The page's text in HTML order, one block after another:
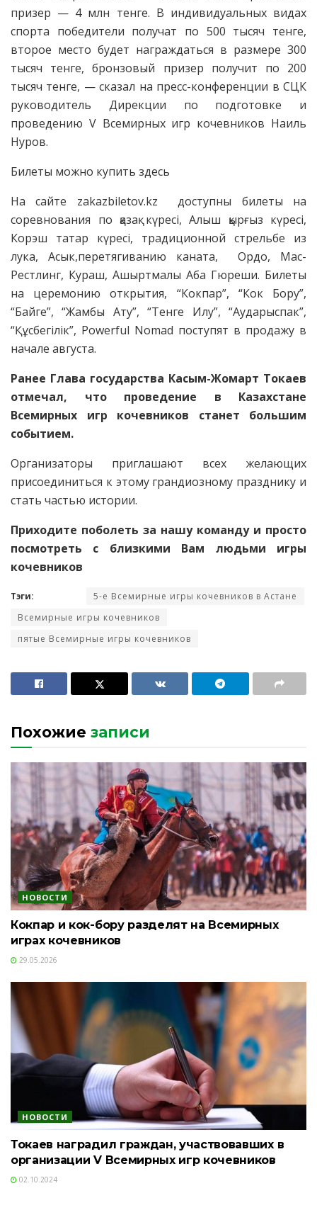
призер — 4 млн тенге. В индивидуальных видах
спорта победители получат по 500 тысяч тенге,
второе место будет награждаться в размере 300
тысяч тенге, бронзовый призер получит по 200
тысяч тенге, — сказал на пресс-конференции в СЦК
руководитель Дирекции по подготовке и
проведению V Всемирных игр кочевников Наиль
Нуров.
Билеты можно купить здесь
На сайте zakazbiletov.kz доступны билеты на
соревнования по қазақ күресі, Алыш қырғыз күресі,
Корэш татар күресі, традиционной стрельбе из
лука, Асык,перетягиванию каната, Ордо, Мас-
Рестлинг, Кураш, Ашыртмалы Аба Гюреши. Билеты
на церемонию открытия, “Кокпар”, “Кок Бору”,
“Байге”, “Жамбы Ату”, “Тенге Илу”, “Аударыспак”,
“Құсбегілік”, Powerful Nomad поступят в продажу в
начале августа.
Ранее Глава государства Касым-Жомарт Токаев
отмечал, что проведение в Казахстане
Всемирных игр кочевников станет большим
событием.
Организаторы приглашают всех желающих
присоединиться к этому грандиозному празднику и
стать частью истории.
Приходите поболеть за нашу команду и просто
посмотреть с близкими Вам людьми игры
кочевников
Тэги:
5-е Всемирные игры кочевников в Астане
Всемирные игры кочевников
пятые Всемирные игры кочевников
Похожие записи
НОВОСТИ
Кокпар и кок-бору разделят на Всемирных
играх кочевников
29.05.2026
НОВОСТИ
Токаев наградил граждан, участвовавших в
организации V Всемирных игр кочевников
02.10.2024